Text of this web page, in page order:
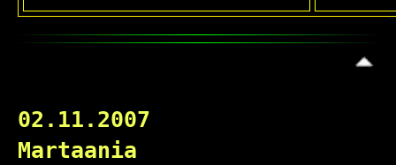
02.11.2007
Martaania